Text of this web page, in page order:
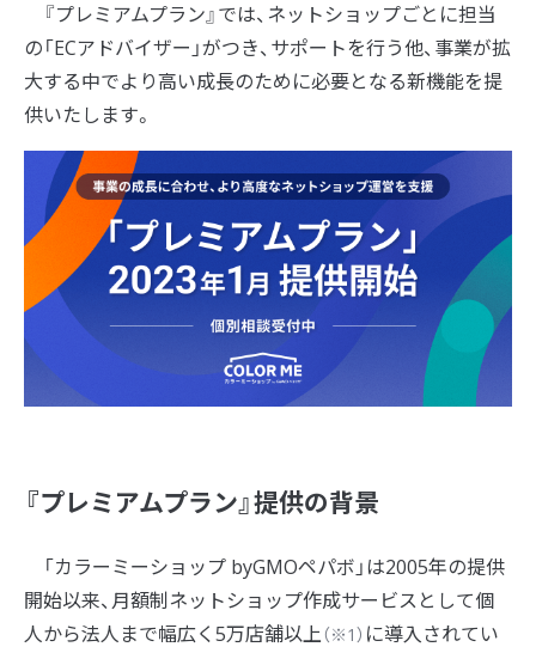
『プレミアムプラン』では、ネットショップごとに担当
の「ECアドバイザー」がつき、サポートを行う他、事業が拡
大する中でより高い成長のために必要となる新機能を提
供いたします。
『プレミアムプラン』提供の背景
「カラーミーショップ byGMOペパボ」は2005年の提供
開始以来、月額制ネットショップ作成サービスとして個
人から法人まで幅広く5万店舗以上（※1） に導入されてい